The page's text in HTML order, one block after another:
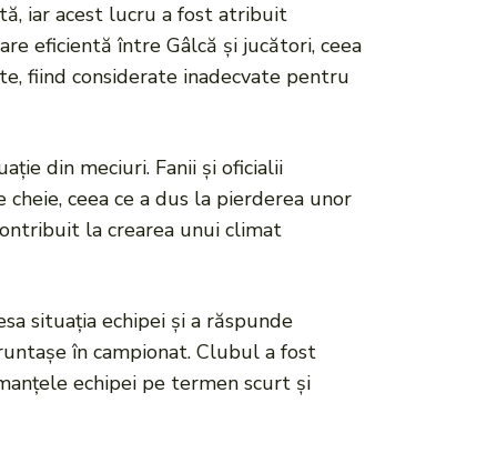
iar acest lucru a fost atribuit
eficientă între Gâlcă și jucători, ceea
fiind considerate inadecvate pentru
din meciuri. Fanii și oficialii
ceea ce a dus la pierderea unor
la crearea unui climat
situația echipei și a răspunde
în campionat. Clubul a fost
echipei pe termen scurt și